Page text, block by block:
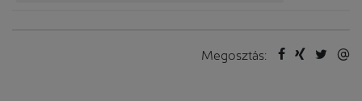
Megosztás: